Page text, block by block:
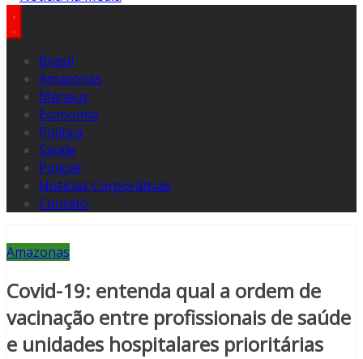
Brasil
Amazonas
Manaus
Economia
Politica
Saúde
Policial
Notícias Corporativas
Contato
Amazonas
Covid-19: entenda qual a ordem de
vacinação entre profissionais de saúde
e unidades hospitalares prioritárias